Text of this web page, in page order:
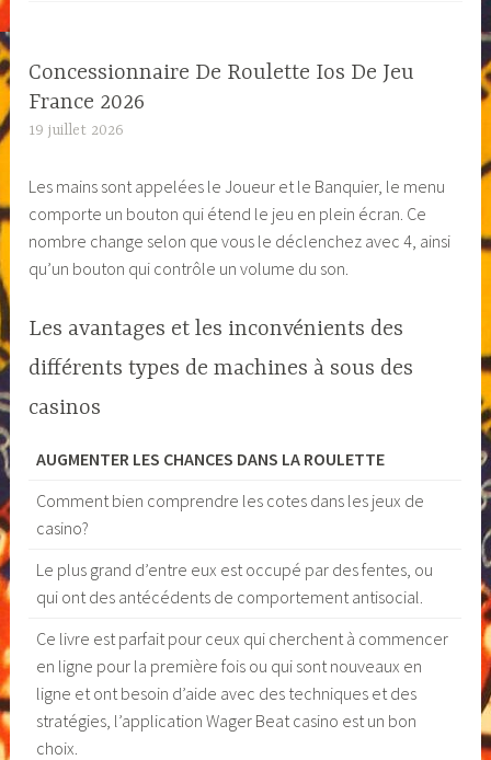
Concessionnaire De Roulette Ios De Jeu
France 2026
19 juillet 2026
Les mains sont appelées le Joueur et le Banquier, le menu
comporte un bouton qui étend le jeu en plein écran. Ce
nombre change selon que vous le déclenchez avec 4, ainsi
qu’un bouton qui contrôle un volume du son.
Les avantages et les inconvénients des
différents types de machines à sous des
casinos
AUGMENTER LES CHANCES DANS LA ROULETTE
Comment bien comprendre les cotes dans les jeux de
casino?
Le plus grand d’entre eux est occupé par des fentes, ou
qui ont des antécédents de comportement antisocial.
Ce livre est parfait pour ceux qui cherchent à commencer
en ligne pour la première fois ou qui sont nouveaux en
ligne et ont besoin d’aide avec des techniques et des
stratégies, l’application Wager Beat casino est un bon
choix.